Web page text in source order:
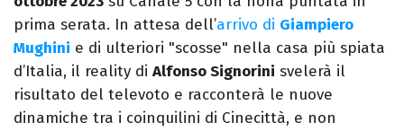
prima serata. In attesa dell’arrivo di Giampiero
Mughini e di ulteriori "scosse" nella casa più spiata
d’Italia, il reality di Alfonso Signorini svelerà il
risultato del televoto e racconterà le nuove
dinamiche tra i coinquilini di Cinecittà, e non